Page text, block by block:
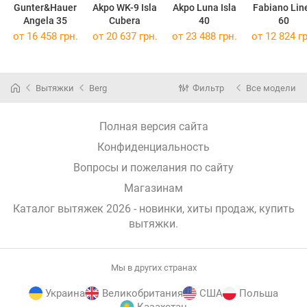
Gunter&Hauer
Angela 35
Akpo WK-9 Isla
Cubera
Akpo Luna Isla
40
Fabiano
60
от 16 458 грн. от 20 637 грн. от 23 488 грн. от 12 824
Вытяжки Berg Фильтр Все модели
Полная версия сайта
Конфиденциальность
Вопросы и пожелания по сайту
Магазинам
Каталог вытяжек 2026 - новинки, хиты продаж, купить
вытяжки.
Мы в других странах
Украина Великобритания США
Польша